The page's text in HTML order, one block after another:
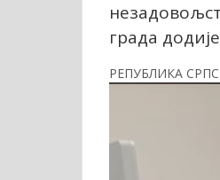
града
РЕПУБЛИКА